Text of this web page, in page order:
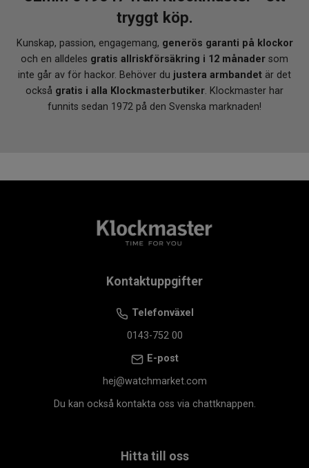
tryggt köp.
Kunskap, passion, engagemang, generös garanti på klockor
och en alldeles gratis allriskförsäkring i 12 månader som
inte går av för hackor. Behöver du justera armbandet är det
också gratis i alla Klockmasterbutiker. Klockmaster har
funnits sedan 1972 på den Svenska marknaden!
Kontaktuppgifter
Telefonväxel
0143-752 00
E-post
hej@watchmarket.com
Du kan också kontakta oss via chattknappen.
Hitta till oss